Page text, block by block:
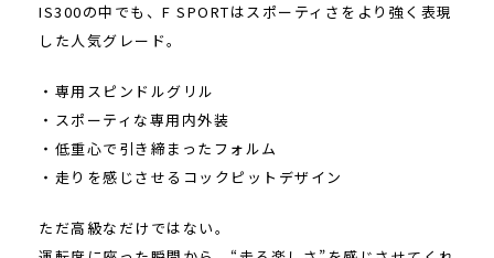
IS300の中でも、F SPORTはスポーティさをより強く表現
した人気グレード。
・専用スピンドルグリル
・スポーティな専用内外装
・低重心で引き締まったフォルム
・走りを感じさせるコックピットデザイン
ただ高級なだけではない。